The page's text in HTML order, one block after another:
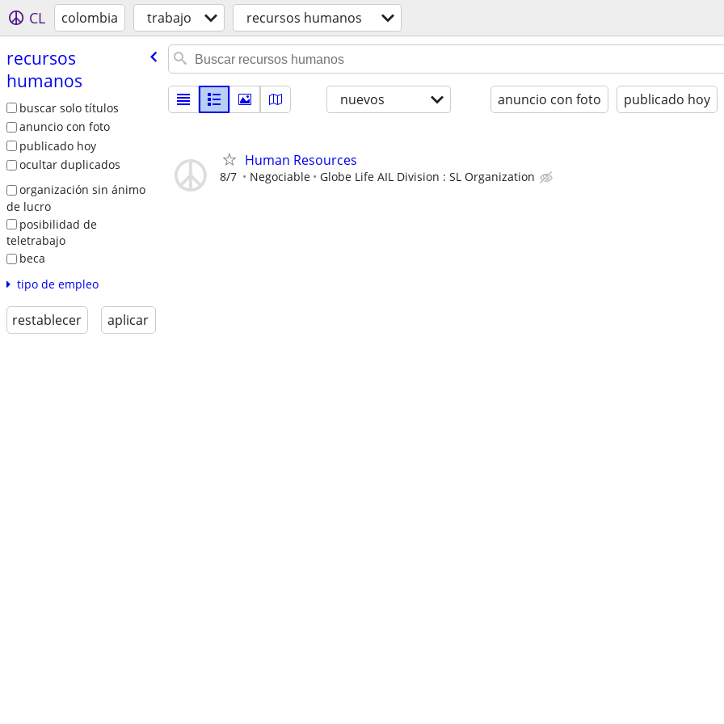
CL colombia trabajo recursos humanos
recursos
humanos
buscar solo títulos
anuncio con foto
publicado hoy
ocultar duplicados
organización sin ánimo
de lucro
posibilidad de
teletrabajo
beca
tipo de empleo
restablecer aplicar
nuevos anuncio con foto publicado hoy
Human Resources
8/7 Negociable Globe Life AIL Division : SL Organization